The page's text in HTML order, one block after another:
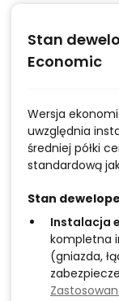
Stan
Economic
Wersja
uwzględnia
średniej półki
standardową
Stan
Instalacja
kompletna
(gniazda,